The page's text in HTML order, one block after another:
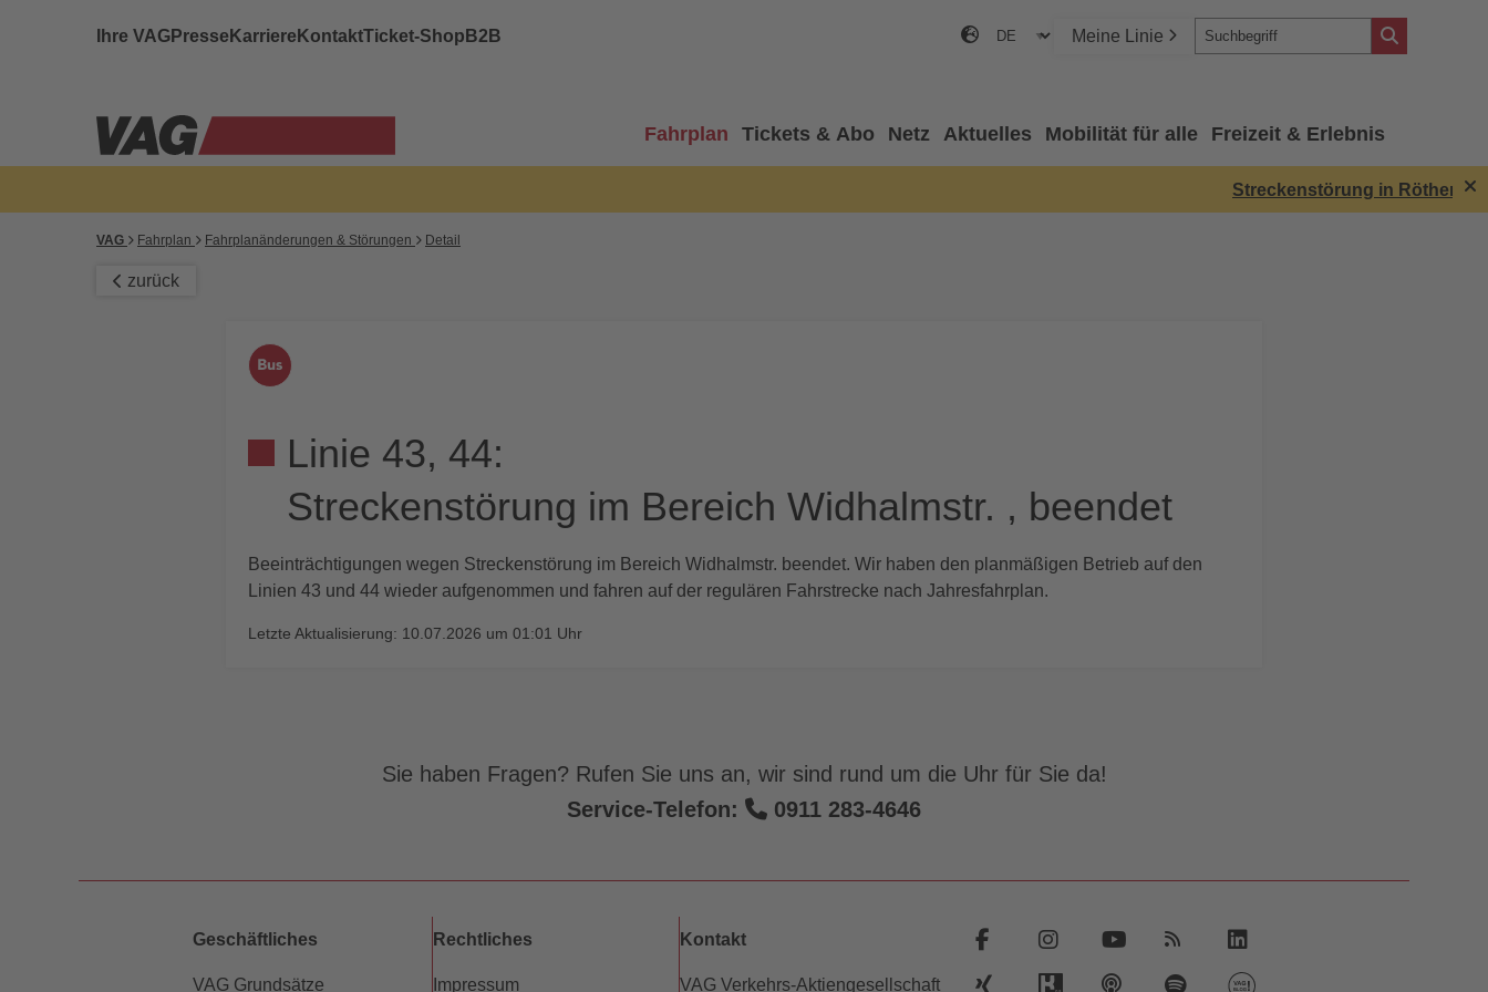
Ihre VAGPresse Karriere KontaktTicket-Shop B2B Meine Linie
Fahrplan Tickets & Abo Netz Aktuelles Mobilität für alle Freizeit & Erlebnis
Streckenstörung in
VAG Fahrplan Fahrplanänderungen & Störungen Detail
zurück
Linie 43, 44:
Streckenstörung im Bereich Widhalmstr. , beendet
Beeinträchtigungen wegen Streckenstörung im Bereich Widhalmstr. beendet. Wir haben den planmäßigen Betrieb auf den
Linien 43 und 44 wieder aufgenommen und fahren auf der regulären Fahrstrecke nach Jahresfahrplan.
Letzte Aktualisierung: 10.07.2026 um 01:01 Uhr
Sie haben Fragen? Rufen Sie uns an, wir sind rund um die Uhr für Sie da!
Service-Telefon:
0911 283-4646
Geschäftliches
VAG Grundsätze
Rechtliches
Impressum
Kontakt
VAG Verkehrs-Aktiengesellschaft